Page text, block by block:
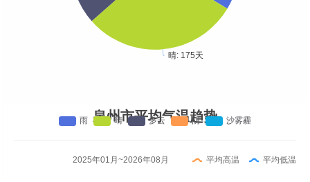
泉州市平均气温趋势
2025年01月~2026年08月 平均高温 平均低温